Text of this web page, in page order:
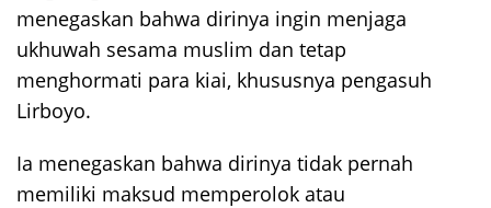
menegaskan bahwa dirinya ingin menjaga
ukhuwah sesama muslim dan tetap
menghormati para kiai, khususnya pengasuh
Lirboyo.
Ia menegaskan bahwa dirinya tidak pernah
memiliki maksud memperolok atau